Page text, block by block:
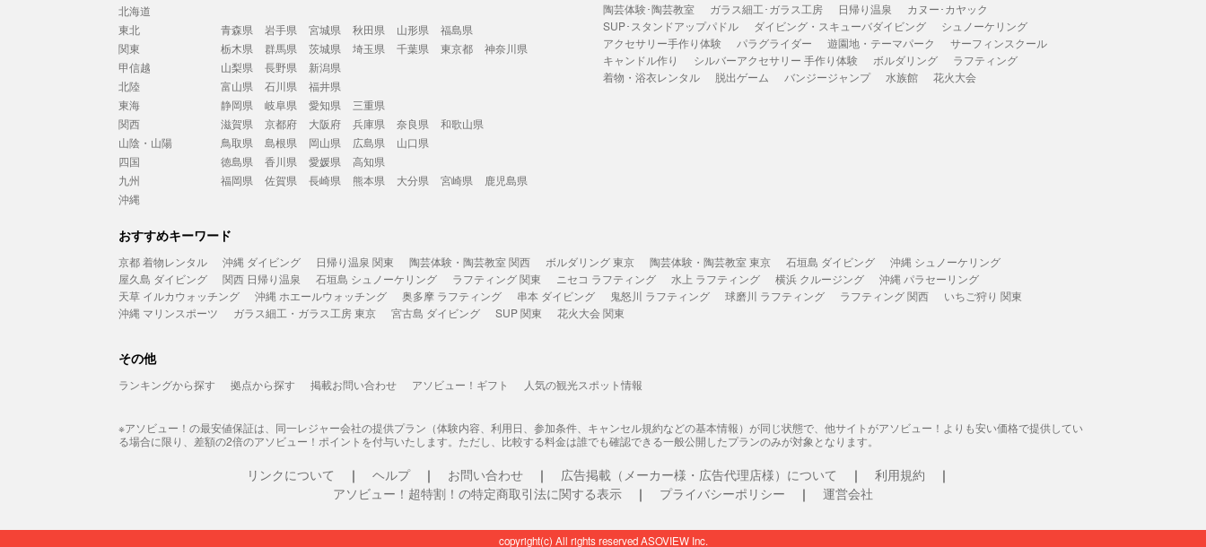
北海道
東北
青森県 岩手県 宮城県 秋田県 山形県
福島県
関東
栃木県 群馬県 茨城県 埼玉県 千葉県 東京都
神奈川県
甲信越
山梨県 長野県
新潟県
北陸
富山県 石川県
福井県
東海
静岡県 岐阜県 愛知県
三重県
関西
滋賀県 京都府 大阪府 兵庫県 奈良県
和歌山県
山陰・山陽
鳥取県 島根県 岡山県 広島県
山口県
四国
徳島県 香川県 愛媛県
高知県
九州
福岡県 佐賀県 長崎県 熊本県 大分県 宮崎県
鹿児島県
沖縄
陶芸体験･陶芸教室 ガラス細工･ガラス工房 日帰り温泉
カヌー･カヤック
SUP･スタンドアップパドル
ダイビング・スキューバダイビング
シュノーケリング
アクセサリー手作り体験
パラグライダー 遊園地・テーマパーク
サーフィンスクール
キャンドル作り
シルバーアクセサリー 手作り体験 ボルダリング
ラフティング
着物・浴衣レンタル
脱出ゲーム バンジージャンプ 水族館 花火大会
おすすめキーワード
京都 着物レンタル 沖縄 ダイビング 日帰り温泉 関東 陶芸体験・陶芸教室 関西 ボルダリング 東京 陶芸体験・陶芸教室 東京 石垣島 ダイビング
沖縄 シュノーケリング
屋久島 ダイビング
関西 日帰り温泉 石垣島 シュノーケリング ラフティング 関東 ニセコ ラフティング 水上 ラフティング 横浜 クルージング
沖縄 パラセーリング
天草 イルカウォッチング
沖縄 ホエールウォッチング 奥多摩 ラフティング 串本 ダイビング 鬼怒川 ラフティング 球磨川 ラフティング ラフティング 関西
いちご狩り 関東
沖縄 マリンスポーツ
ガラス細工・ガラス工房 東京 宮古島 ダイビング SUP 関東 花火大会 関東
その他
ランキングから探す 拠点から探す 掲載お問い合わせ アソビュー！ギフト 人気の観光スポット情報
※アソビュー！の最安値保証は、同一レジャー会社の提供プラン（体験内容、利用日、参加条件、キャンセル規約などの基本情報）が同じ状態で、他サイトがアソビュー！よりも安い価格で提供してい
る場合に限り、差額の2倍のアソビュー！ポイントを付与いたします。ただし、比較する料金は誰でも確認できる一般公開したプランのみが対象となります。
リンクについて ヘルプ お問い合わせ 広告掲載（メーカー様・広告代理店様）について
利用規約
アソビュー！超特割！の特定商取引法に関する表示
プライバシーポリシー 運営会社
copyright(c) All rights reserved ASOVIEW Inc.